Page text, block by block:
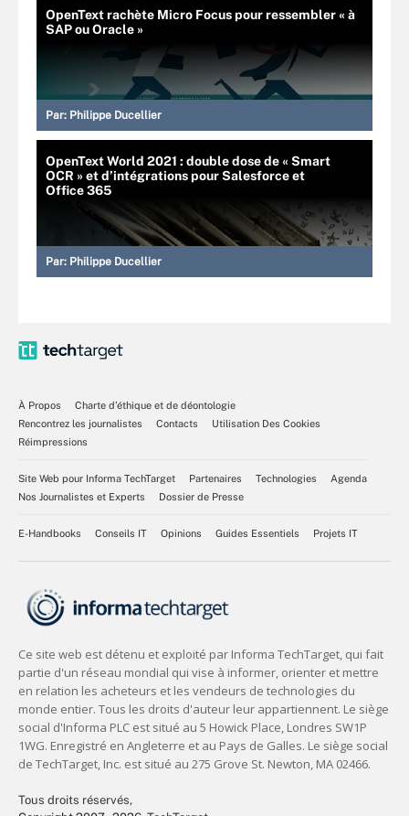
OpenText rachète Micro Focus pour ressembler « à
SAP ou Oracle »
Par: Philippe Ducellier
OpenText World 2021 : double dose de « Smart
OCR » et d’intégrations pour Salesforce et
Office 365
Par: Philippe Ducellier
À Propos
Charte d’éthique et de déontologie
Rencontrez les journalistes
Contacts
Utilisation Des Cookies
Réimpressions
Site Web pour Informa TechTarget Partenaires Technologies
Agenda
Nos Journalistes et Experts
Dossier de Presse
E-Handbooks Conseils IT Opinions Guides Essentiels Projets IT
Tous droits réservés,